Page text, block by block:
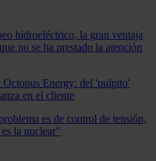
hidroeléctrico, la gran ventaja
no se ha prestado la atención
Energy: del 'pulpito'
en el cliente
es de control de tensión,
la nuclear"